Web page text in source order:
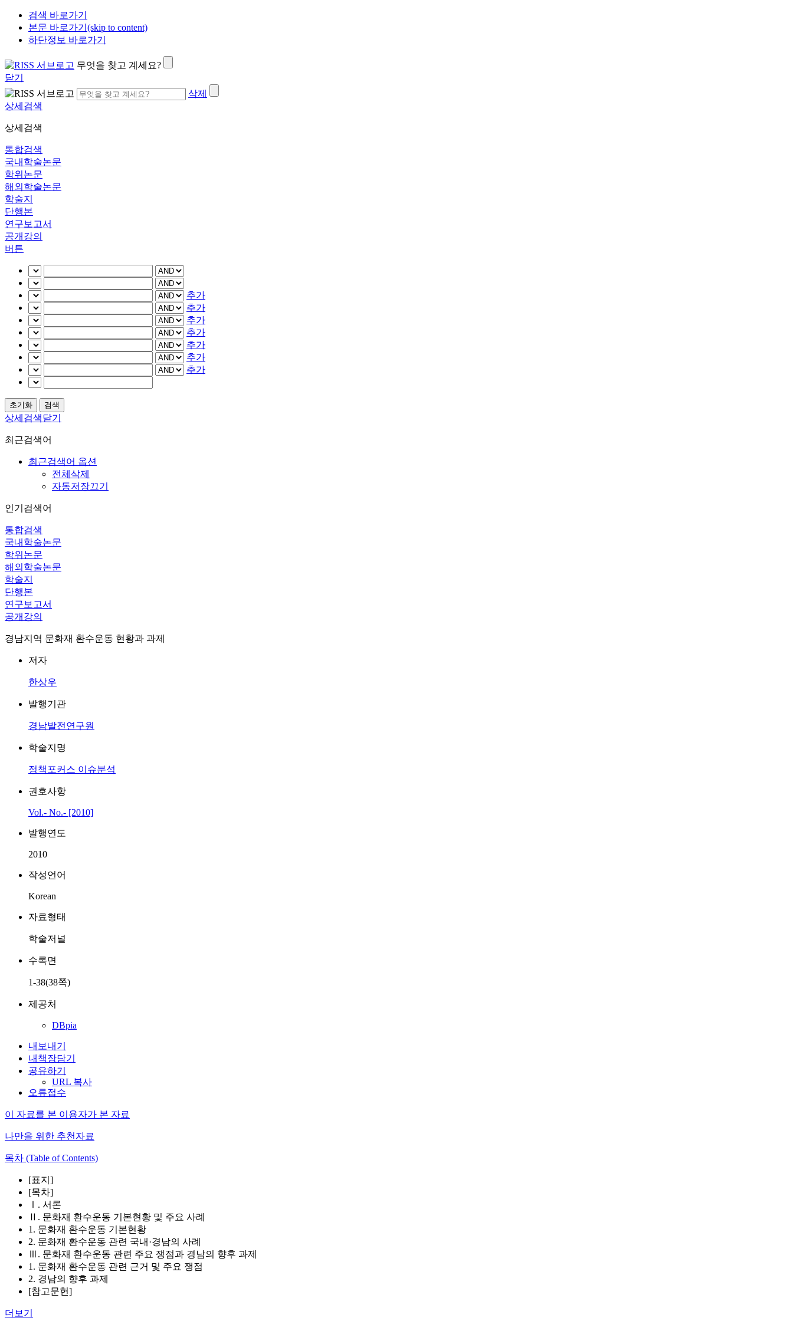
검색 바로가기
본문 바로가기(skip to content)
하단정보 바로가기
무엇을 찾고 계세요?
닫기
삭제
상세검색
상세검색
통합검색
국내학술논문
학위논문
해외학술논문
학술지
단행본
연구보고서
공개강의
버튼
추가
추가
추가
추가
추가
추가
추가
상세검색닫기
최근검색어
최근검색어 옵션
전체삭제
자동저장끄기
인기검색어
통합검색
국내학술논문
학위논문
해외학술논문
학술지
단행본
연구보고서
공개강의
경남지역 문화재 환수운동 현황과 과제
저자
한상우
발행기관
경남발전연구원
학술지명
정책포커스 이슈분석
권호사항
Vol.- No.- [2010]
발행연도
2010
작성언어
Korean
자료형태
학술저널
수록면
1-38(38쪽)
제공처
DBpia
내보내기
내책장담기
공유하기
URL 복사
오류접수
이 자료를 본 이용자가 본 자료
나만을 위한 추천자료
목차 (Table of Contents)
[표지]
[목차]
Ⅰ. 서론
Ⅱ. 문화재 환수운동 기본현황 및 주요 사례
1. 문화재 환수운동 기본현황
2. 문화재 환수운동 관련 국내·경남의 사례
Ⅲ. 문화재 환수운동 관련 주요 쟁점과 경남의 향후 과제
1. 문화재 환수운동 관련 근거 및 주요 쟁점
2. 경남의 향후 과제
[참고문헌]
더보기